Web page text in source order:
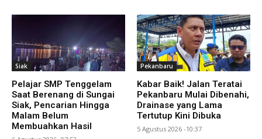
Siak
Pelajar SMP Tenggelam
Saat Berenang di Sungai
Siak, Pencarian Hingga
Malam Belum
Membuahkan Hasil
Pekanbaru
Kabar Baik! Jalan Teratai
Pekanbaru Mulai Dibenahi,
Drainase yang Lama
Tertutup Kini Dibuka
5 Agustus 2026 -10:37